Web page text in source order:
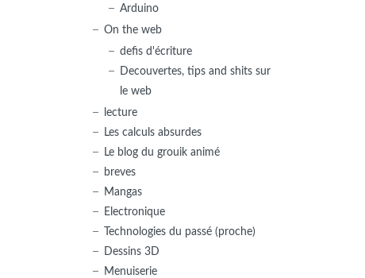
Arduino
On the web
defis d'écriture
Decouvertes, tips and shits sur
le web
lecture
Les calculs absurdes
Le blog du grouik animé
breves
Mangas
Electronique
Technologies du passé (proche)
Dessins 3D
Menuiserie